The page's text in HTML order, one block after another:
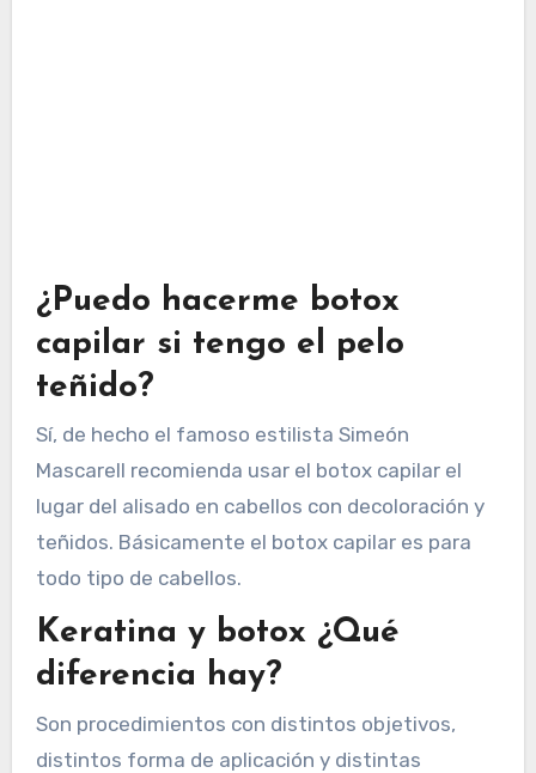
¿Puedo hacerme botox
capilar si tengo el pelo
teñido?
Sí, de hecho el famoso estilista Simeón
Mascarell recomienda usar el botox capilar el
lugar del alisado en cabellos con decoloración y
teñidos. Básicamente el botox capilar es para
todo tipo de cabellos.
Keratina y botox ¿Qué
diferencia hay?
Son procedimientos con distintos objetivos,
distintos forma de aplicación y distintas